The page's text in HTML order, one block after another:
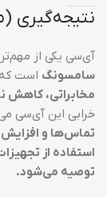
آی‌سی یکی از
سامسونگ است
مخابراتی، کاهش
خرابی این آی‌سی
تماس‌ها و
استفاده از
توصیه می‌شود.